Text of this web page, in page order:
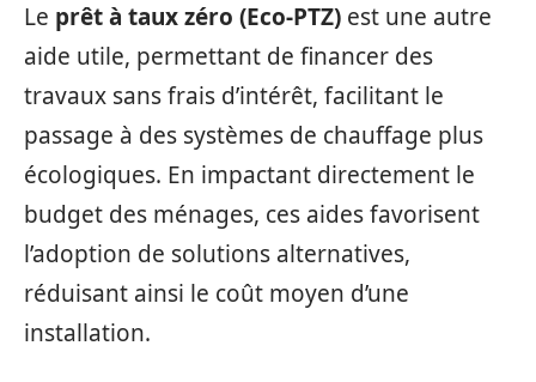
Le prêt à taux zéro (Eco-PTZ) est une autre
aide utile, permettant de financer des
travaux sans frais d’intérêt, facilitant le
passage à des systèmes de chauffage plus
écologiques. En impactant directement le
budget des ménages, ces aides favorisent
l’adoption de solutions alternatives,
réduisant ainsi le coût moyen d’une
installation.